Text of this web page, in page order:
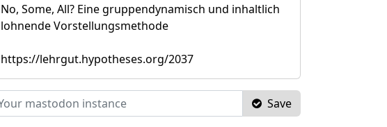
No, Some, All? Eine gruppendynamisch und inhaltlich
lohnende Vorstellungsmethode
https://lehrgut.hypotheses.org/2037
Save